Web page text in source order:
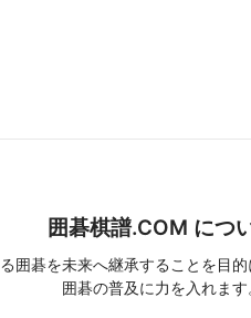
囲碁棋譜.COM につ
囲碁を未来へ継承することを目的
囲碁の普及に力を入れます